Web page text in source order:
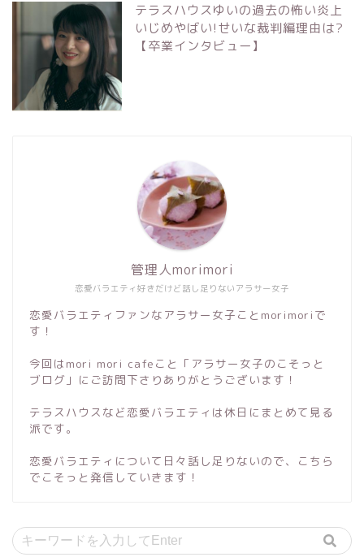
テラスハウスゆいの過去の怖い炎上
いじめやばい!せいな裁判編理由は?
【卒業インタビュー】
恋愛バラエティ好きだけど話し足りないアラサー女子
管理人morimori
恋愛バラエティファンなアラサー女子ことmorimoriで
す！
今回はmori mori cafeこと「アラサー女子のこそっと
ブログ」にご訪問下さりありがとうございます！
テラスハウスなど恋愛バラエティは休日にまとめて見る
派です。
恋愛バラエティについて日々話し足りないので、こちら
でこそっと発信していきます！